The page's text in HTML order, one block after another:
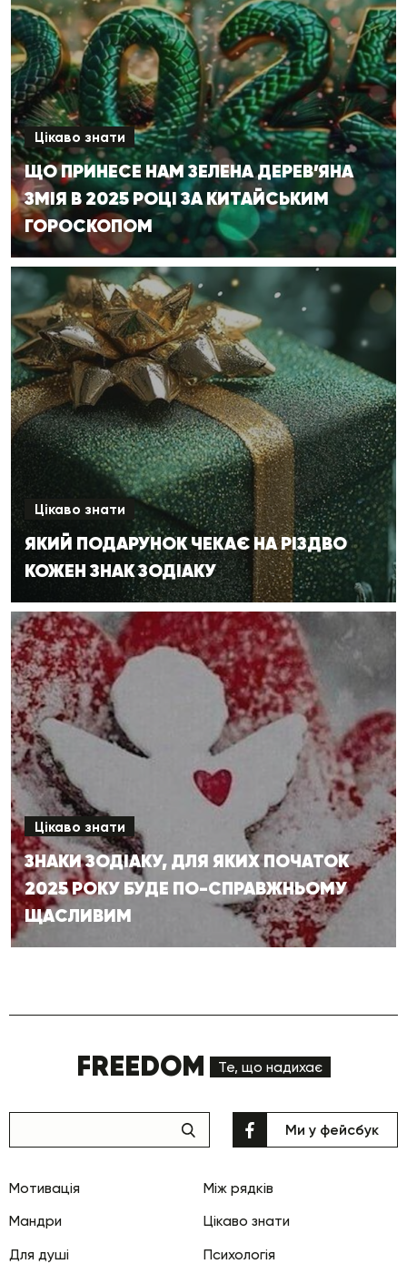
Цікаво знати
ЩО ПРИНЕСЕ НАМ ЗЕЛЕНА ДЕРЕВ’ЯНА
ЗМІЯ В 2025 РОЦІ ЗА КИТАЙСЬКИМ
ГОРОСКОПОМ
Цікаво знати
ЯКИЙ ПОДАРУНОК ЧЕКАЄ НА РІЗДВО
КОЖЕН ЗНАК ЗОДІАКУ
Цікаво знати
ЗНАКИ ЗОДІАКУ, ДЛЯ ЯКИХ ПОЧАТОК
2025 РОКУ БУДЕ ПО-СПРАВЖНЬОМУ
ЩАСЛИВИМ
FREEDOM Те, що надихає
Мотивація
Між рядків
Мандри
Цікаво знати
Для душі
Психологія
Ми у фейсбук